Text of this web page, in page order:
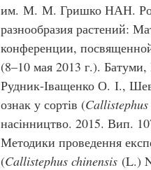
им. М. М. Гришко НАН.
разнообразия растений:
конференции,
(8–10 мая 2013 г.).
Рудник-Іващенко О. І.,
ознак у сортів (
насінництво. 2015. Вип.
Методики проведення
(Callistephus chinensis (L.)